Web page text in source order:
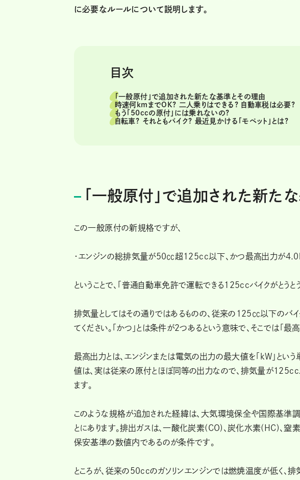
に必要なルールについて説明します。
目次
「一般原付」で追加された新たな基準とその理由
時速何kmまでOK? 二人乗りはできる? 自動車税は必要?
もう「50ccの原付」には乗れないの?
自転車? それともバイク? 最近見かける「モペット」とは?
「一般原付」で追加された新た
この一般原付の新規格ですが、
・エンジンの総排気量が50㏄超125cc以下、かつ最高出力が
ということで、「普通自動車免許で運転できる125ccバイクがとうと
排気量としてはその通りではあるものの、従来の125㏄以下のバイ
てください。「かつ」とは条件が２つあるという意味で、そこでは「
最高出力とは、エンジンまたは電気の出力の最大値を「kW」とい
値は、実は従来の原付とほぼ同等の出力なので、排気量が125cc
ます。
このような規格が追加された経緯は、大気環境保全や国際基準
とにあります。排出ガスは、一酸化炭素(CO)、炭化水素(HC)、窒
保安基準の数値内であるのが条件です。
ところが、従来の50ccのガソリンエンジンでは燃焼温度が低く、